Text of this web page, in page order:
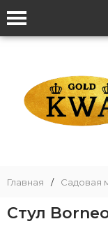
Главная / Садовая
Стул